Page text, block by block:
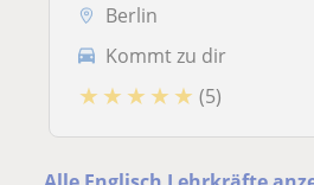
Berlin
Kommt zu dir
★ ★ ★ ★ ★ (5)